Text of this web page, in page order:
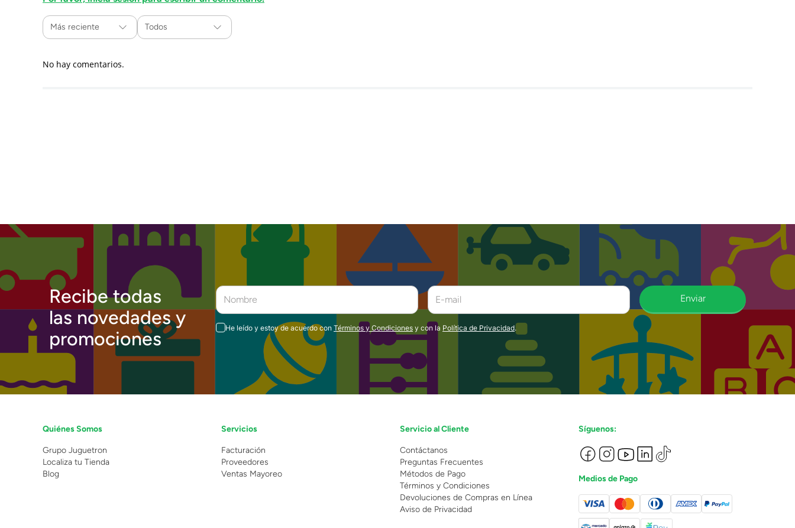
Más reciente Todos
No hay comentarios.
Recibe todas
las novedades y
promociones
Enviar
He leído y estoy de acuerdo con Términos y Condiciones y con la Política de Privacidad.
Quiénes Somos
Grupo Juguetron
Localiza tu Tienda
Blog
Servicios
Facturación
Proveedores
Ventas Mayoreo
Servicio al Cliente
Contáctanos
Preguntas Frecuentes
Métodos de Pago
Términos y Condiciones
Devoluciones de Compras en Línea
Aviso de Privacidad
Síguenos:
Medios de Pago